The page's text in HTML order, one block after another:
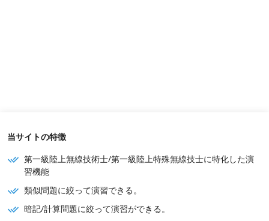
当サイトの特徴
第一級陸上無線技術士/第一級陸上特殊無線技士に特化した演
習機能
類似問題に絞って演習できる。
暗記/計算問題に絞って演習ができる。